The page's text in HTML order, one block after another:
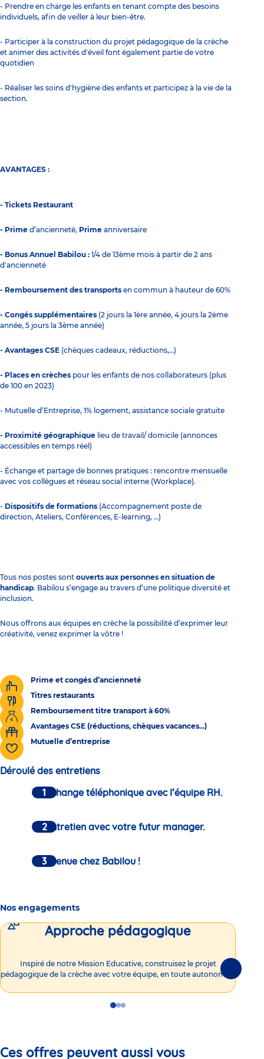
- Prendre en charge les enfants en tenant compte des besoins
individuels, afin de veiller à leur bien-être.
- Participer à la construction du projet pédagogique de la crèche
et animer des activités d'éveil font également partie de votre
quotidien
- Réaliser les soins d'hygiène des enfants et participez à la vie de la
section.
AVANTAGES :
- Tickets Restaurant
- Prime d’ancienneté, Prime anniversaire
- Bonus Annuel Babilou : 1/4 de 13ème mois à partir de 2 ans
d'ancienneté
- Remboursement des transports en commun à hauteur de 60%
- Congés supplémentaires (2 jours la 1ère année, 4 jours la 2ème
année, 5 jours la 3ème année)
- Avantages CSE (chèques cadeaux, réductions,…)
- Places en crèches pour les enfants de nos collaborateurs (plus
de 100 en 2023)
- Mutuelle d’Entreprise, 1% logement, assistance sociale gratuite
- Proximité géographique lieu de travail/ domicile (annonces
accessibles en temps réel)
- Échange et partage de bonnes pratiques : rencontre mensuelle
avec vos collègues et réseau social interne (Workplace).
- Dispositifs de formations (Accompagnement poste de
direction, Ateliers, Conférences, E-learning, …)
Tous nos postes sont ouverts aux personnes en situation de
handicap. Babilou s’engage au travers d’une politique diversité et
inclusion.
Nous offrons aux équipes en crèche la possibilité d’exprimer leur
créativité, venez exprimer la vôtre !
Prime et congés d’ancienneté
Titres restaurants
Remboursement titre transport à 60%
Avantages CSE (réductions, chèques vacances...)
Mutuelle d’entreprise
Déroulé des entretiens
Un échange téléphonique avec l’équipe RH.
Un entretien avec votre futur manager.
Bienvenue chez Babilou !
Nos engagements
Approche pédagogique
Inspiré de notre Mission Educative, construisez le projet
pédagogique de la crèche avec votre équipe, en toute autonomie !
GoGoGo
Ces offres peuvent aussi vous